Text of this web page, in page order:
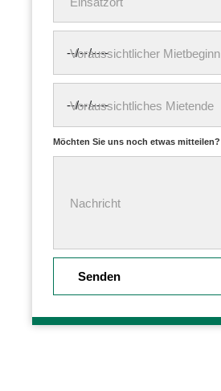
Voraussichtlicher Mietbeginn
Voraussichtliches Mietende
Möchten Sie uns noch etwas mitteilen?
Nachricht
Senden